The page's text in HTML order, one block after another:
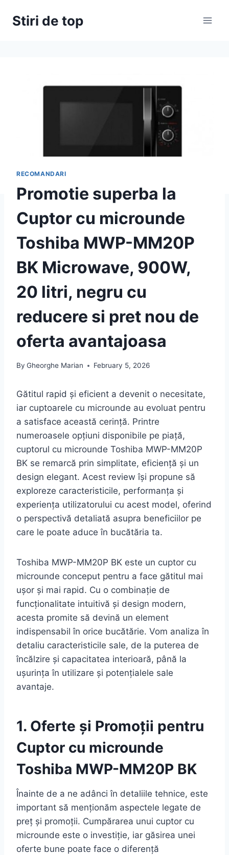
Stiri de top
RECOMANDARI
Promotie superba la
Cuptor cu microunde
Toshiba MWP-MM20P
BK Microwave, 900W,
20 litri, negru cu
reducere si pret nou de
oferta avantajoasa
By Gheorghe Marian February 5, 2026
Gătitul rapid și eficient a devenit o necesitate,
iar cuptoarele cu microunde au evoluat pentru
a satisface această cerință. Printre
numeroasele opțiuni disponibile pe piață,
cuptorul cu microunde Toshiba MWP-MM20P
BK se remarcă prin simplitate, eficiență și un
design elegant. Acest review își propune să
exploreze caracteristicile, performanța și
experiența utilizatorului cu acest model, oferind
o perspectivă detaliată asupra beneficiilor pe
care le poate aduce în bucătăria ta.
Toshiba MWP-MM20P BK este un cuptor cu
microunde conceput pentru a face gătitul mai
ușor și mai rapid. Cu o combinație de
funcționalitate intuitivă și design modern,
acesta promite să devină un element
indispensabil în orice bucătărie. Vom analiza în
detaliu caracteristicile sale, de la puterea de
încălzire și capacitatea interioară, până la
ușurința în utilizare și potențialele sale
avantaje.
1. Oferte și Promoții pentru
Cuptor cu microunde
Toshiba MWP-MM20P BK
Înainte de a ne adânci în detaliile tehnice, este
important să menționăm aspectele legate de
preț și promoții. Cumpărarea unui cuptor cu
microunde este o investiție, iar găsirea unei
oferte bune poate face o diferență